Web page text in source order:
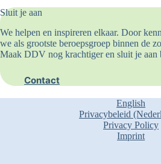
Sluit je aan
We helpen en inspireren elkaar. Door
we als grootste beroepsgroep binnen de
Maak DDV nog krachtiger en sluit je aan
Contact
English
Privacybeleid
Privacy Policy
Imprint